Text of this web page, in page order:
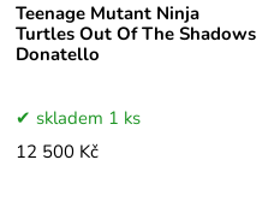
Teenage Mutant Ninja
Turtles Out Of The Shadows
Donatello
skladem 1 ks
12 500 Kč